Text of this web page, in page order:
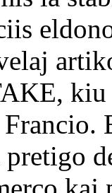
kiu
pretigo